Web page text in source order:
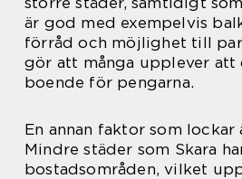
är god med exempelvis
förråd och möjlighet till
gör att många upplever att
boende för pengarna.
En annan faktor som
Mindre städer som Skara
bostadsområden, vilket